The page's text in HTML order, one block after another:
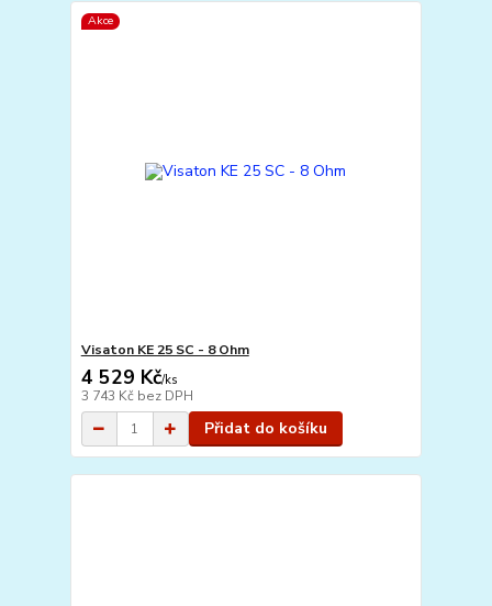
Akce
Visaton KE 25 SC - 8 Ohm
4 529 Kč/ks
3 743 Kč bez DPH
Přidat do košíku